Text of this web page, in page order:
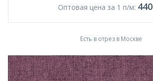
Оптовая цена за 1 п/м: 440
Есть в отрез в Москве